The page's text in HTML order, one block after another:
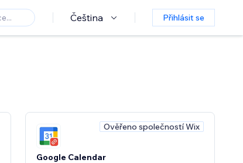
Čeština Přihlásit se
Ověřeno společností Wix
Google Calendar